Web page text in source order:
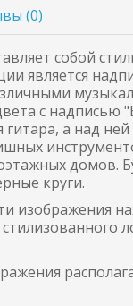
(0)
собой
является
с надписью
а над
домов.
круги.
изображения